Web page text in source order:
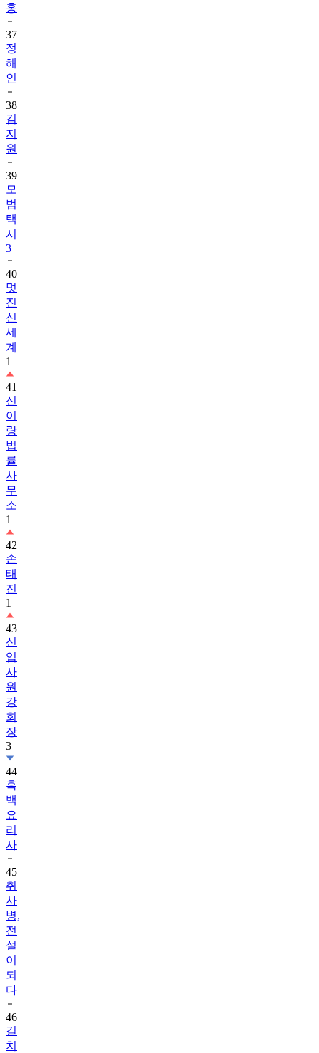
홍
37
정
해
인
38
김
지
원
39
모
범
택
시
3
40
멋
진
신
세
계
1
41
신
이
랑
법
률
사
무
소
1
42
손
태
진
1
43
신
입
사
원
강
회
장
3
44
흑
백
요
리
사
45
취
사
병,
전
설
이
되
다
46
길
치